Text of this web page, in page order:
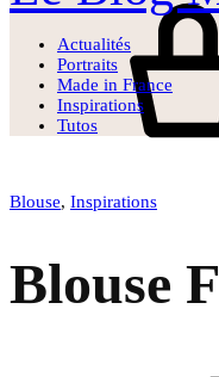
Actualités
Portraits
Made in France
Inspirations
Tutos
Blouse, Inspirations
Blouse